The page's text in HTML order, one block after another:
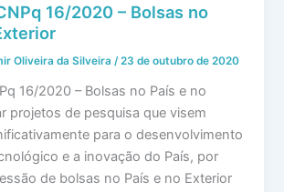
16/2020 – Bolsas no
Oliveira da Silveira/23 de outubro de 2020
16/2020 – Bolsas no País e no
projetos de pesquisa que visem
para o desenvolvimento
e a inovação do País, por
de bolsas no País e no Exterior